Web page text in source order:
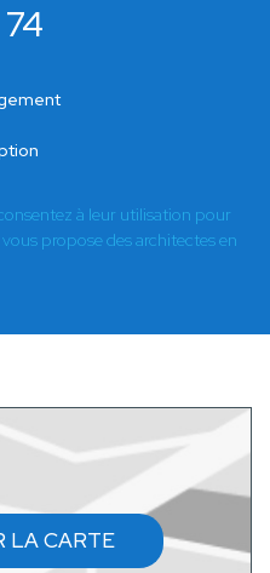
à leur utilisation pour
propose des architectes en
LA CARTE